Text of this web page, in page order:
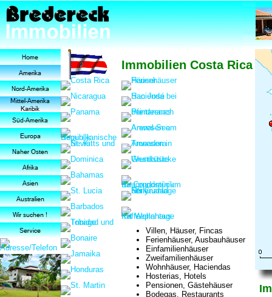
Immobilien Costa Rica
Villen, Häuser, Fincas
Ferienhäuser, Ausbauhäuser
Einfamilienhäuser
Zweifamilienhäuser
Wohnhäuser, Haciendas
Hosterias, Hotels
Pensionen, Gästehäuser
Bodegas, Restaurants